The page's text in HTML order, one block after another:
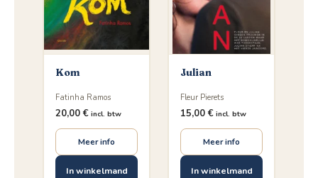
Kom
Fatinha Ramos
20,00 € incl. btw
Meer info
In winkelmand
Julian
Fleur Pierets
15,00 € incl. btw
Meer info
In winkelmand